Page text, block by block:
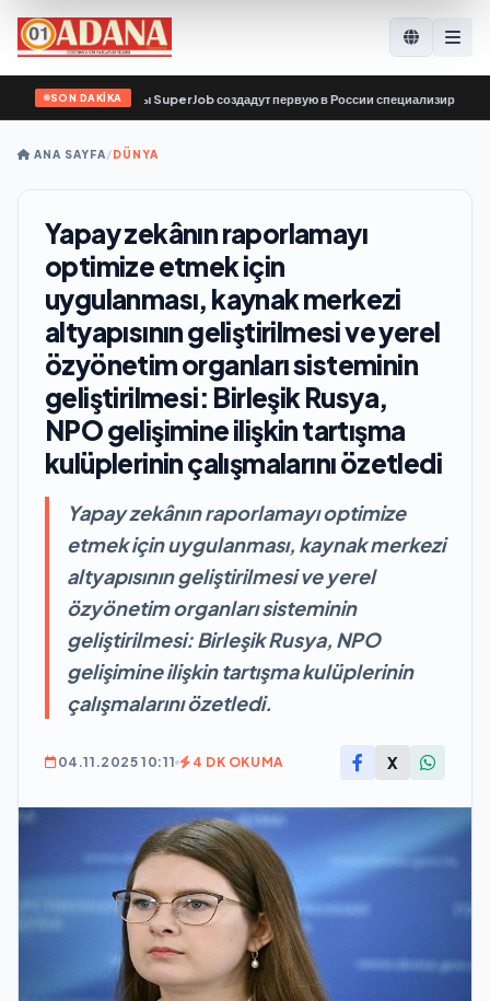
SON DAKİKA
по поиску работы SuperJob создадут первую в России специализированную
ANA SAYFA/DÜNYA
Yapay zekânın raporlamayı
optimize etmek için
uygulanması, kaynak merkezi
altyapısının geliştirilmesi ve yerel
özyönetim organları sisteminin
geliştirilmesi: Birleşik Rusya,
NPO gelişimine ilişkin tartışma
kulüplerinin çalışmalarını özetledi
Yapay zekânın raporlamayı optimize
etmek için uygulanması, kaynak merkezi
altyapısının geliştirilmesi ve yerel
özyönetim organları sisteminin
geliştirilmesi: Birleşik Rusya, NPO
gelişimine ilişkin tartışma kulüplerinin
çalışmalarını özetledi.
04.11.2025 10:11 4 DK OKUMA X